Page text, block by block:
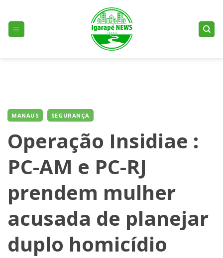
content
MANAUS SEGURANÇA
Operação Insidiae :
PC-AM e PC-RJ
prendem mulher
acusada de planejar
duplo homicídio